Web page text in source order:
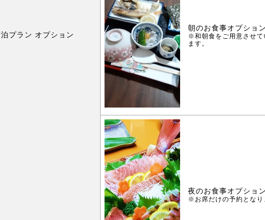
プラン オプション
朝のお食事オプション
※和朝食をご用意させて
ます。
夜のお食事オプション
※お席だけの予約となり